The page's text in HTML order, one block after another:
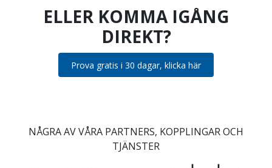
ELLER KOMMA IGÅNG
DIREKT?
Prova gratis i 30 dagar, klicka här
NÅGRA AV VÅRA PARTNERS, KOPPLINGAR OCH
TJÄNSTER